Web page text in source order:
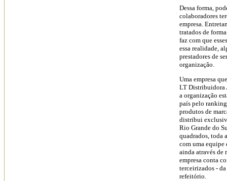
Dessa forma,
colaboradores
empresa.
tratados de
faz com que
essa realidade,
prestadores de
organização.
Uma empresa
LT Distribuidora
a organização
país pelo
produtos de
distribui
Rio Grande do
quadrados, toda
com uma equipe
ainda através de
empresa conta
terceirizados -
refeitório.